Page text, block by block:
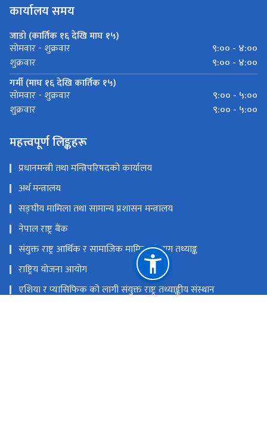
कार्यालय समय
जाडो (कार्तिक १६ देखि माघ १५)
साेमवार - शुक्रवार
९:०० - ४:००
शुक्रवार
९:०० - ४:००
गर्मी (माघ १६ देखि कार्तिक १५)
साेमवार - शुक्रवार
९:०० - ५:००
शुक्रवार
९:०० - ५:००
महत्त्वपूर्ण लिङ्कहरू
प्रधानमन्त्री तथा मन्त्रिपरिषदको कार्यालय
अर्थ मन्त्रालय
सङ्‍घीय मामिला तथा सामान्य प्रशासन मन्त्रालय
नेपाल राष्ट्र बैंक
संयुक्त राष्ट्र आर्थिक र सामाजिक मामिला विभाग तथ्याङ्क
राष्ट्रिय योजना आयोग
एशिया र प्यासिफिक को लागी संयुक्त राष्ट्र तथ्याङ्कीय संस्थान